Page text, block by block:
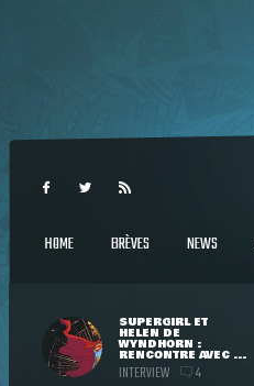
HOME BRÈVES NEWS
SUPERGIRL ET
HELEN DE
WYNDHORN :
RENCONTRE AVEC ...
INTERVIEW 4